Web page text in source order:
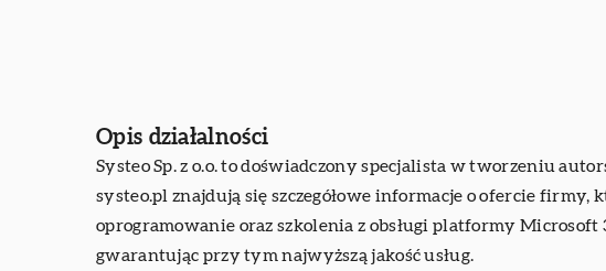
Opis działalności
SysteoSp. z o.o. to doświadczony specjalista w tworzeniu
systeo.pl znajdują się szczegółowe informacje o ofercie firmy,
oprogramowanie oraz szkolenia z obsługi platformy
gwarantując przy tym najwyższą jakość usług.